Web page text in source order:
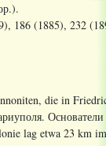
186 (1885), 232
die in
lag etwa 23 km